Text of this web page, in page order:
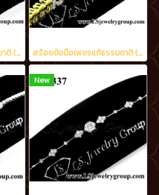
สร้อยข้อมือเพชรแท้ธรรมชาติ (Natural Diamonds) 2.05 Ct. สร้อยข้อมือเพชรแท้ธรรมชาติ (Natural Diamonds) 3.20 Ct.
New